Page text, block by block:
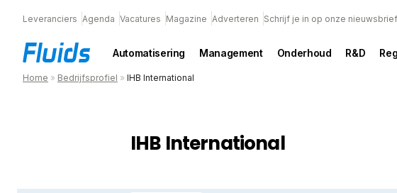
Leveranciers Agenda Vacatures Magazine Adverteren Schrijf je in op onze nieuwsbrief
Automatisering Management Onderhoud R&D
Home » Bedrijfsprofiel » IHB International
IHB International